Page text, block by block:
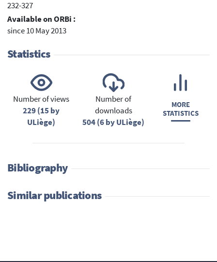
232-327
Available on ORBi :
since 10 May 2013
Statistics
Number of views
229 (15 by
ULiège)
Number of
downloads
504 (6 by ULiège)
MORE
STATISTICS
Bibliography
Similar publications